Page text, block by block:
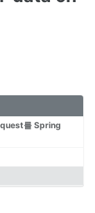
를 Spring